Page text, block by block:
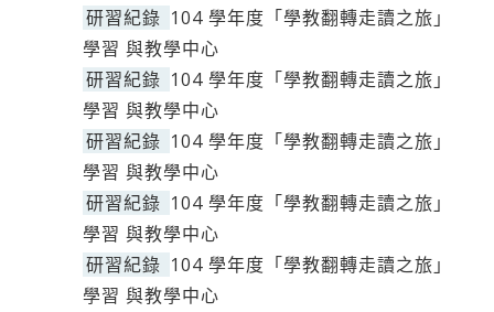
研習紀錄 104 學年度「學教翻轉走讀之旅」
學習 與教學中心
研習紀錄 104 學年度「學教翻轉走讀之旅」
學習 與教學中心
研習紀錄 104 學年度「學教翻轉走讀之旅」
學習 與教學中心
研習紀錄 104 學年度「學教翻轉走讀之旅」
學習 與教學中心
研習紀錄 104 學年度「學教翻轉走讀之旅」
學習 與教學中心